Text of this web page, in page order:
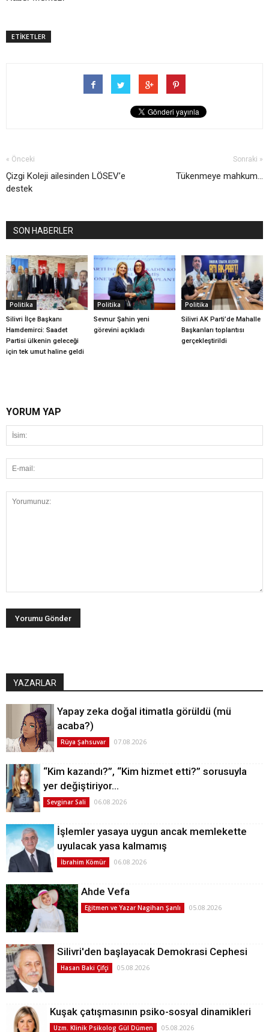
ETİKETLER
« Önceki
Çizgi Koleji ailesinden LÖSEV’e
destek
Sonraki »
Tükenmeye mahkum...
SON HABERLER
Politika
Silivri İlçe Başkanı
Hamdemirci: Saadet
Partisi ülkenin geleceği
için tek umut haline geldi
Politika
Sevnur Şahin yeni
görevini açıkladı
Politika
Silivri AK Parti’de Mahalle
Başkanları toplantısı
gerçekleştirildi
YORUM YAP
YAZARLAR
Yapay zeka doğal itimatla görüldü (mü
acaba?)
Rüya Şahsuvar 07.08.2026
“Kim kazandı?”, “Kim hizmet etti?” sorusuyla
yer değiştiriyor…
Sevginar Sali 06.08.2026
İşlemler yasaya uygun ancak memlekette
uyulacak yasa kalmamış
İbrahim Kömür 06.08.2026
Ahde Vefa
Eğitmen ve Yazar Nagihan Şanlı 05.08.2026
Silivri'den başlayacak Demokrasi Cephesi
Hasan Baki Çifçi 05.08.2026
Kuşak çatışmasının psiko-sosyal dinamikleri
Uzm. Klinik Psikolog Gül Dümen 05.08.2026